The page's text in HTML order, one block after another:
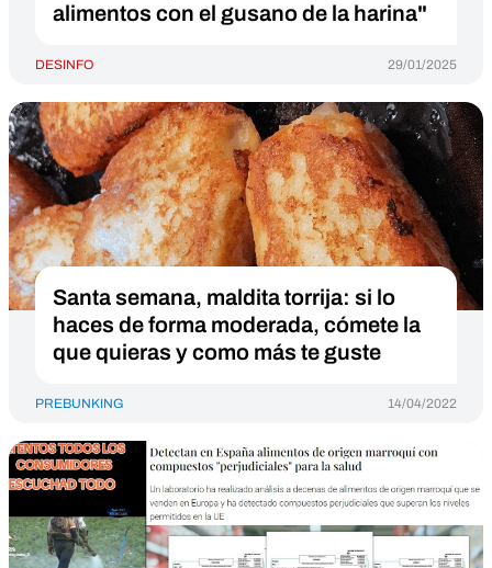
alimentos con el gusano de la harina"
DESINFO 29/01/2025
Santa semana, maldita torrija: si lo
haces de forma moderada, cómete la
que quieras y como más te guste
PREBUNKING 14/04/2022